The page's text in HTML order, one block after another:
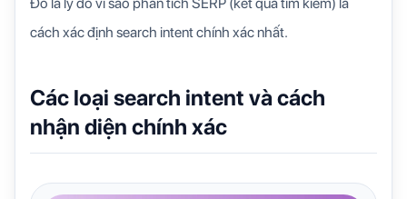
cách xác định search intent chính xác nhất.
Các loại search intent và cách
nhận diện chính xác